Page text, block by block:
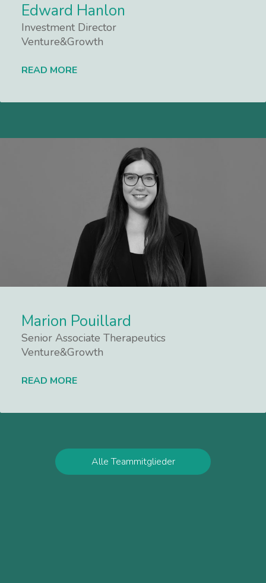
Edward Hanlon
Investment Director
Venture&Growth
READ MORE
Marion Pouillard
Senior Associate Therapeutics
Venture&Growth
READ MORE
Alle Teammitglieder